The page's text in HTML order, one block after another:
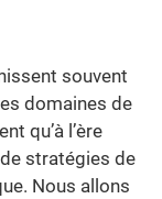
souvent
domaines de
qu’à l’ère
stratégies de
Nous allons